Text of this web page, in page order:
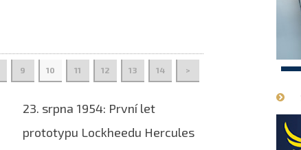
9 10 11 12 13 14 >
23. srpna 1954: První let
prototypu Lockheedu Hercules
1